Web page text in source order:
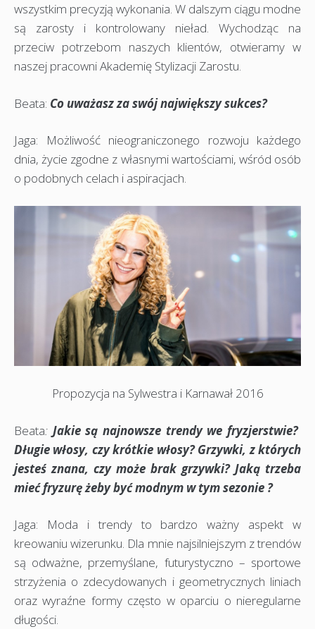
wszystkim precyzją wykonania. W dalszym ciągu modne
są zarosty i kontrolowany nieład. Wychodząc na
przeciw potrzebom naszych klientów, otwieramy w
naszej pracowni Akademię Stylizacji Zarostu.
Beata: Co uważasz za swój największy sukces?
Jaga: Możliwość nieograniczonego rozwoju każdego
dnia, życie zgodne z własnymi wartościami, wśród osób
o podobnych celach i aspiracjach.
Propozycja na Sylwestra i Karnawał 2016
Beata: Jakie są najnowsze trendy we fryzjerstwie?
Długie włosy, czy krótkie włosy? Grzywki, z których
jesteś znana, czy może brak grzywki? Jaką trzeba
mieć fryzurę żeby być modnym w tym sezonie ?
Jaga: Moda i trendy to bardzo ważny aspekt w
kreowaniu wizerunku. Dla mnie najsilniejszym z trendów
są odważne, przemyślane, futurystyczno – sportowe
strzyżenia o zdecydowanych i geometrycznych liniach
oraz wyraźne formy często w oparciu o nieregularne
długości.